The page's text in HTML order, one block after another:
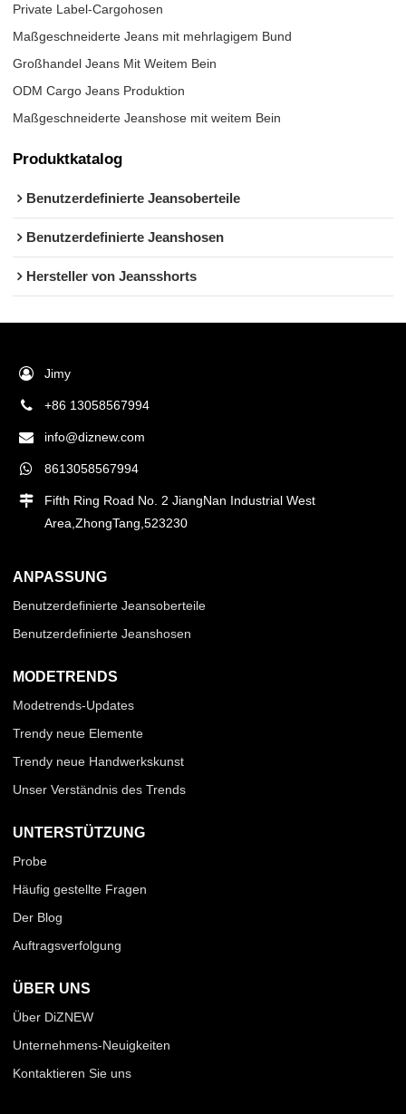
Private Label-Cargohosen
Maßgeschneiderte Jeans mit mehrlagigem Bund
Großhandel Jeans Mit Weitem Bein
ODM Cargo Jeans Produktion
Maßgeschneiderte Jeanshose mit weitem Bein
Produktkatalog
Benutzerdefinierte Jeansoberteile
Benutzerdefinierte Jeanshosen
Hersteller von Jeansshorts
Jimy
+86 13058567994
info@diznew.com
8613058567994
Fifth Ring Road No. 2 JiangNan Industrial West
Area,ZhongTang,523230
ANPASSUNG
Benutzerdefinierte Jeansoberteile
Benutzerdefinierte Jeanshosen
MODETRENDS
Modetrends-Updates
Trendy neue Elemente
Trendy neue Handwerkskunst
Unser Verständnis des Trends
UNTERSTÜTZUNG
Probe
Häufig gestellte Fragen
Der Blog
Auftragsverfolgung
ÜBER UNS
Über DiZNEW
Unternehmens-Neuigkeiten
Kontaktieren Sie uns